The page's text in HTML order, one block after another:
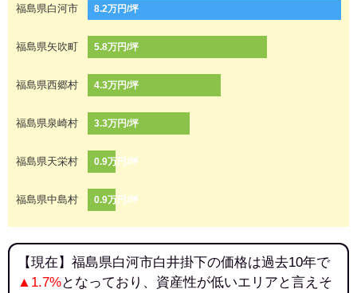
福島県白河市 8.2万円/坪
福島県矢吹町 5.8万円/坪
福島県西郷村 4.3万円/坪
福島県泉崎村 3.3万円/坪
福島県天栄村 0.9万円/坪
福島県中島村 0.9万円/坪
【現在】福島県白河市白井掛下の価格は過去10年で
▲1.7%となっており、資産性が低いエリアと言えそ